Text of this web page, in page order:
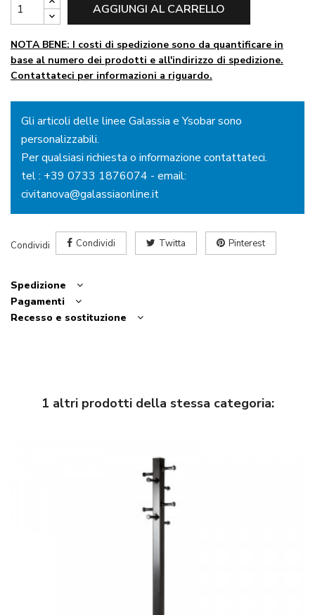
AGGIUNGI AL CARRELLO
NOTA BENE: I costi di spedizione sono da quantificare in
base al numero dei prodotti e all'indirizzo di spedizione.
Contattateci per informazioni a riguardo.
Gli articoli delle linee Galassia e Ysobar sono
personalizzabili.
Per qualsiasi richiesta o informazione contattateci.
tel : +39 0733 1876074 - email:
civitanova@galassiaonline.it
Condividi Condividi Twitta Pinterest
Spedizione
Pagamenti
Recesso e sostituzione
1 altri prodotti della stessa categoria: